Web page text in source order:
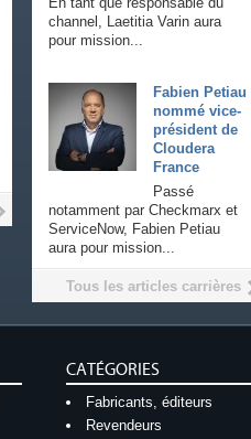
channel, Laetitia Varin aura
pour mission...
Fabien Petiau
nommé vice-
président de
Cloudera
France
Passé
notamment par Checkmarx et
ServiceNow, Fabien Petiau
aura pour mission...
Tous les articles carrières
CATÉGORIES
Fabricants, éditeurs
Revendeurs